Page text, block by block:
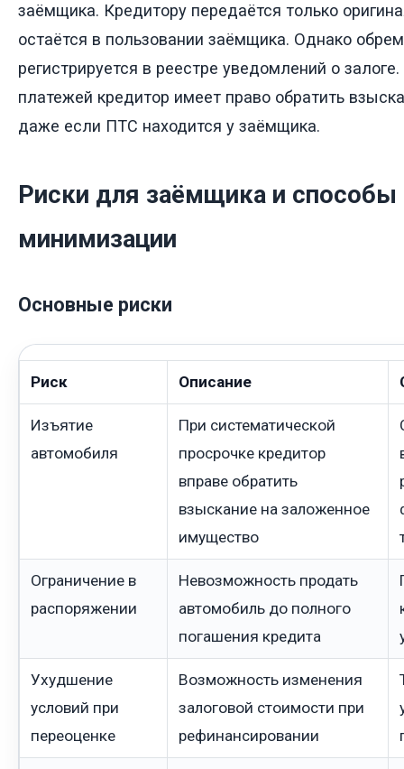
заёмщика. Кредитору передаётся только
остаётся в пользовании заёмщика. Однако
регистрируется в реестре уведомлений о
платежей кредитор имеет право обратить
даже если ПТС находится у заёмщика.
Риски для заёмщика и способы
минимизации
Основные риски
Риск Описание
Изъятие
автомобиля
При систематической
просрочке кредитор
вправе обратить
взыскание на заложенное
имущество
Ограничение в
распоряжении
Невозможность продать
автомобиль до полного
погашения кредита
Ухудшение
условий при
переоценке
Возможность изменения
залоговой стоимости при
рефинансировании